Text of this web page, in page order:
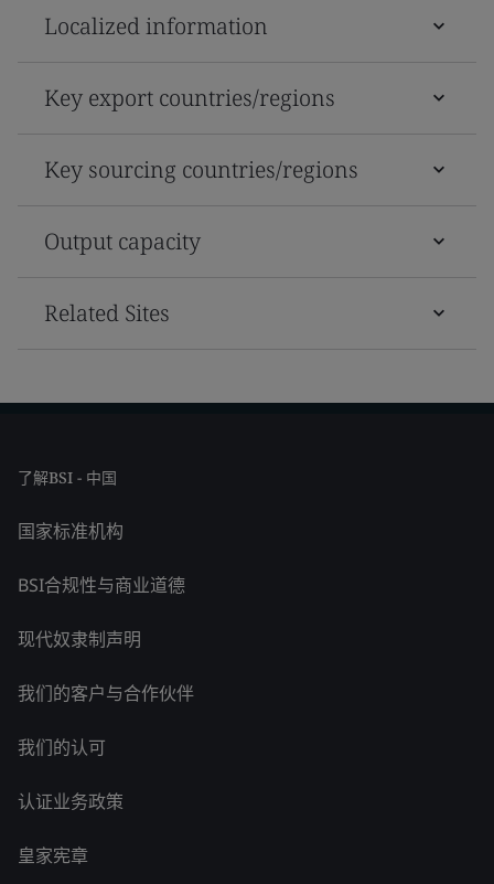
Localized information
Key export countries/regions
Key sourcing countries/regions
Output capacity
Related Sites
了解BSI - 中国
国家标准机构
BSI合规性与商业道德
现代奴隶制声明
我们的客户与合作伙伴
我们的认可
认证业务政策
皇家宪章